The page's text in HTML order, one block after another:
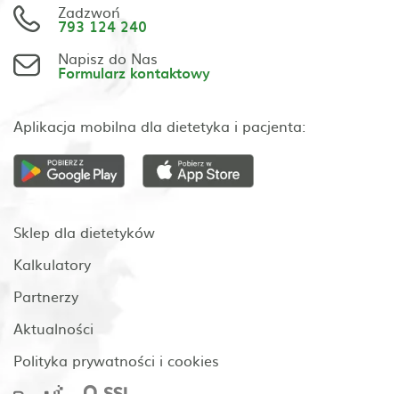
Zadzwoń
793 124 240
Napisz do Nas
Formularz kontaktowy
Aplikacja mobilna dla dietetyka i pacjenta:
Sklep dla dietetyków
Kalkulatory
Partnerzy
Aktualności
Polityka prywatności i cookies